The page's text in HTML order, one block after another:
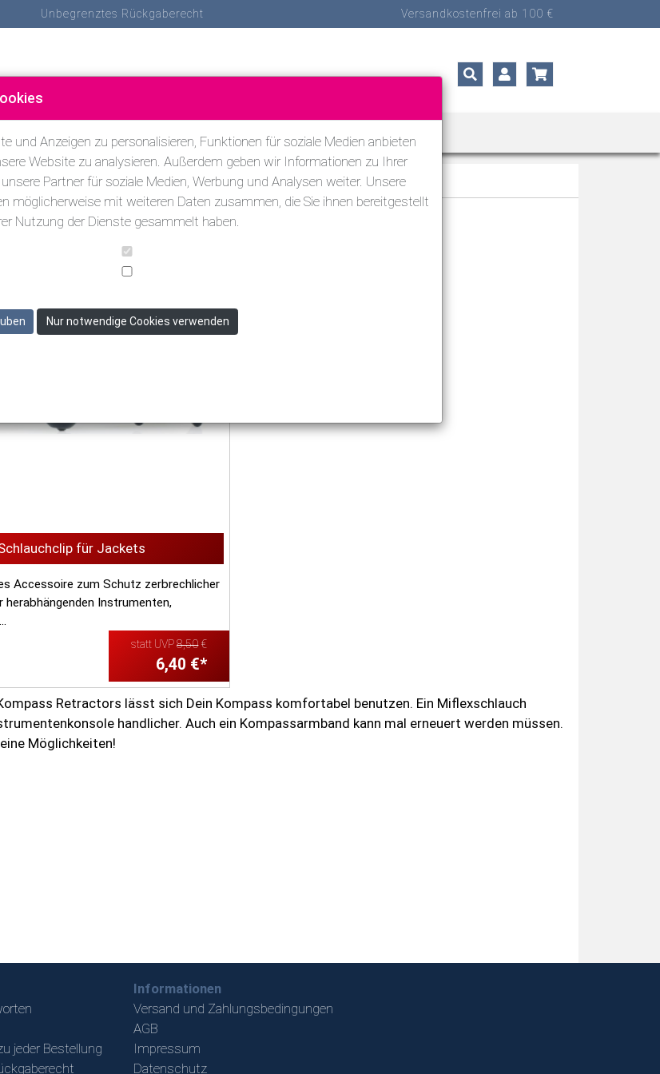
Unbegrenztes Rückgaberecht Versandkostenfrei ab 100 €
für Jackets
Accessoire zum Schutz zerbrechlicher
herabhängenden Instrumenten,
statt UVP8,50€
6,40 €*
Retractors lässt sich Dein Kompass komfortabel benutzen. Ein Miflexschlauch
handlicher. Auch ein Kompassarmband kann mal erneuert werden müssen.
Möglichkeiten!
jeder Bestellung
Informationen
Versand und Zahlungsbedingungen
AGB
Impressum
Datenschutz
und Anzeigen zu personalisieren, Funktionen für soziale Medien anbieten
Website zu analysieren. Außerdem geben wir Informationen zu Ihrer
Partner für soziale Medien, Werbung und Analysen weiter. Unsere
möglicherweise mit weiteren Daten zusammen, die Sie ihnen bereitgestellt
Nutzung der Dienste gesammelt haben.
Nur notwendige Cookies verwenden